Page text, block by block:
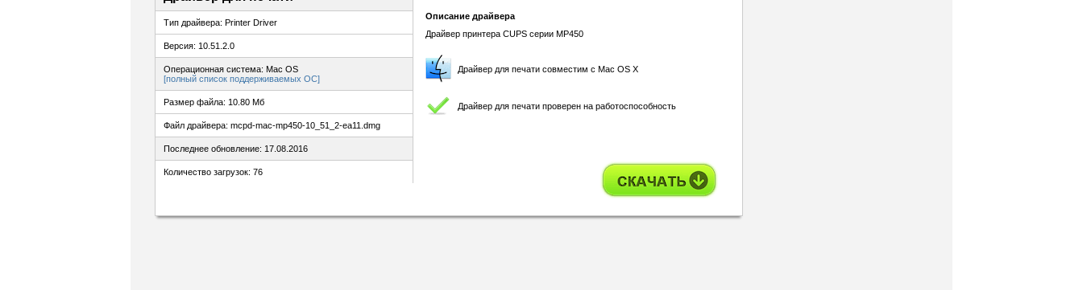
Тип драйвера: Printer Driver
Версия: 10.51.2.0
Операционная система: Mac OS
[полный список поддерживаемых ОС]
Размер файла: 10.80 Мб
Файл драйвера: mcpd-mac-mp450-10_51_2-ea11.dmg
Последнее обновление: 17.08.2016
Количество загрузок: 76
Описание драйвера
Драйвер принтера CUPS серии MP450
Драйвер для печати совместим с Mac OS X
Драйвер для печати проверен на работоспособность